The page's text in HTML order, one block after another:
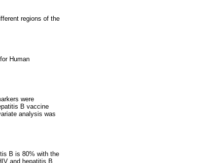
regions of the
Human
were
B vaccine
analysis was
B is 80% with the
and hepatitis B